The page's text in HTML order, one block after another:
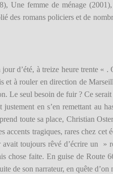
Une femme de ménage
des romans policiers et de
d’été, à treize heure trente « .
et à rouler en direction de
Le seul besoin de fuir ? Ce
en s’en remettant au
toute sa place, Christian
accents tragiques, rares chez
toujours rêvé d’écrire un »
chose faite. En guise de Route
de son narrateur, en quête d’on